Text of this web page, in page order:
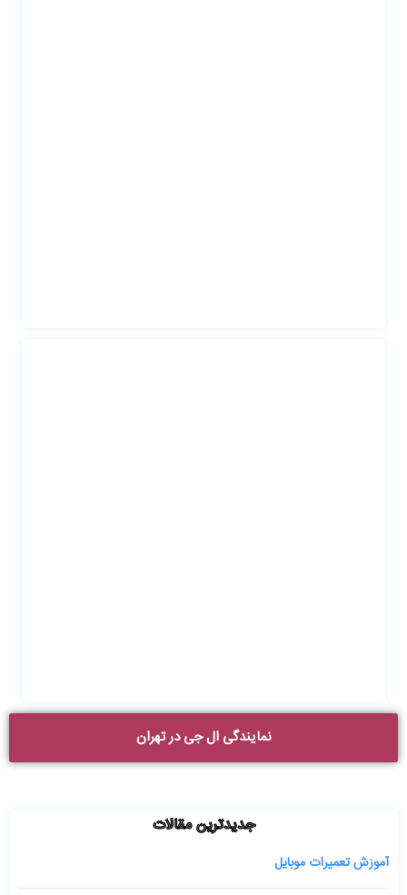
نمایندگی ال جی در تهران
جدیدترین مقالات
آموزش تعمیرات موبایل